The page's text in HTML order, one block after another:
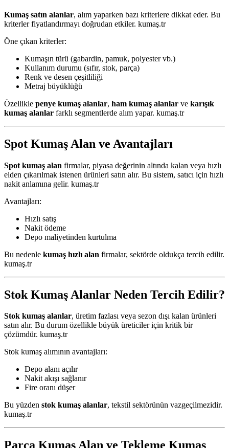
Kumaş satın alanlar, alım yaparken bazı kriterlere dikkat eder. Bu
kriterler fiyatlandırmayı doğrudan etkiler. kumaş.tr
Öne çıkan kriterler:
Kumaşın türü (gabardin, pamuk, polyester vb.)
Kullanım durumu (sıfır, stok, parça)
Renk ve desen çeşitliliği
Metraj büyüklüğü
Özellikle penye kumaş alanlar, ham kumaş alanlar ve karışık
kumaş alanlar farklı segmentlerde alım yapar. kumaş.tr
Spot Kumaş Alan ve Avantajları
Spot kumaş alan firmalar, piyasa değerinin altında kalan veya hızlı
elden çıkarılmak istenen ürünleri satın alır. Bu sistem, satıcı için hızlı
nakit anlamına gelir. kumaş.tr
Avantajları:
Hızlı satış
Nakit ödeme
Depo maliyetinden kurtulma
Bu nedenle kumaş hızlı alan firmalar, sektörde oldukça tercih edilir.
kumaş.tr
Stok Kumaş Alanlar Neden Tercih Edilir?
Stok kumaş alanlar, üretim fazlası veya sezon dışı kalan ürünleri
satın alır. Bu durum özellikle büyük üreticiler için kritik bir
çözümdür. kumaş.tr
Stok kumaş alımının avantajları:
Depo alanı açılır
Nakit akışı sağlanır
Fire oranı düşer
Bu yüzden stok kumaş alanlar, tekstil sektörünün vazgeçilmezidir.
kumaş.tr
Parça Kumaş Alan ve Tekleme Kumaş